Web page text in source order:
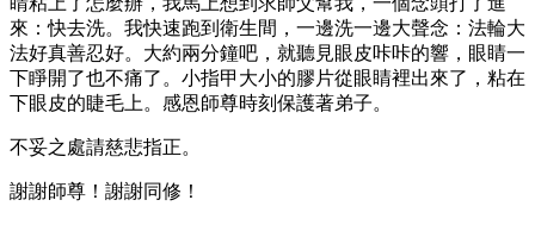
來：快去洗。我快速跑到衛生間，一邊洗一邊大聲念：法輪大
法好真善忍好。大約兩分鐘吧，就聽見眼皮咔咔的響，眼睛一
下睜開了也不痛了。小指甲大小的膠片從眼睛裡出來了，粘在
下眼皮的睫毛上。感恩師尊時刻保護著弟子。
不妥之處請慈悲指正。
謝謝師尊！謝謝同修！